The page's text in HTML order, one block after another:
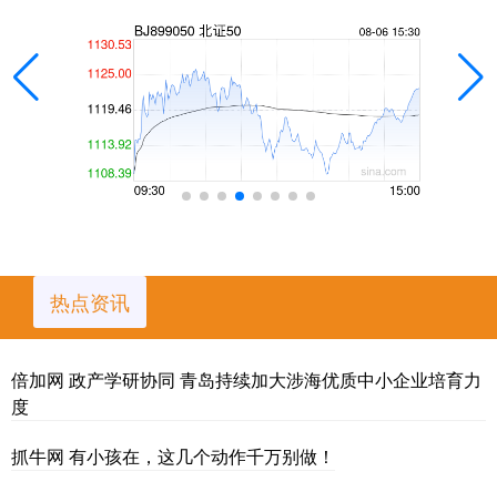
热点资讯
倍加网 政产学研协同 青岛持续加大涉海优质中小企业培育力
度
抓牛网 有小孩在，这几个动作千万别做！